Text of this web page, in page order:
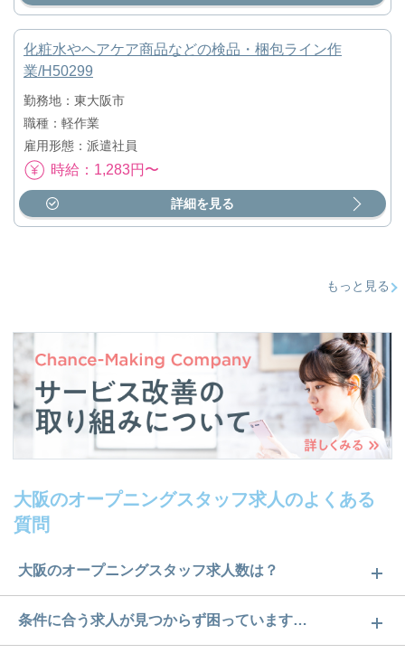
化粧水やヘアケア商品などの検品・梱包ライン作
業/H50299
勤務地：東大阪市
職種：軽作業
雇用形態：派遣社員
時給：1,283円〜
詳細を見る
もっと見る
大阪のオープニングスタッフ求人のよくある
質問
大阪のオープニングスタッフ求人数は？
大阪のオープニングスタッフ求人数は30件です。ど
のような求人があるかぜひチェックしてみてくださ
条件に合う求人が見つからず困っています…